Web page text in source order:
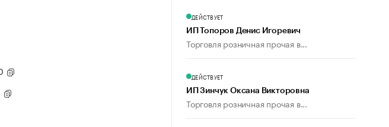
ДЕЙСТВУЕТ
ИП Топоров Денис Игоревич
Торговля розничная прочая в...
ДЕЙСТВУЕТ
ИП Зинчук Оксана Викторовна
Торговля розничная прочая в...